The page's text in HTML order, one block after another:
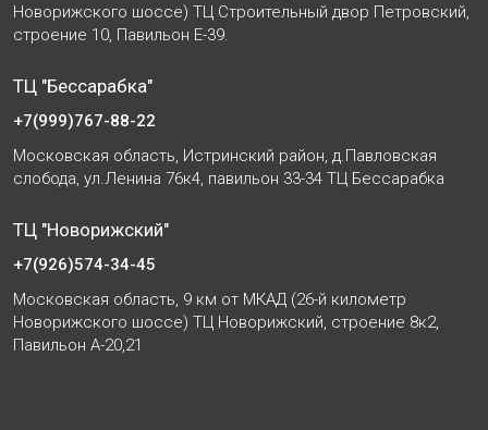
Новорижского шоссе) ТЦ Строительный двор Петровский,
строение 10, Павильон Е-39.
ТЦ "Бессарабка"
+7(999)767-88-22
Московская область, Истринский район, д.Павловская
слобода, ул.Ленина 76к4, павильон 33-34 ТЦ Бессарабка
ТЦ "Новорижский"
+7(926)574-34-45
Московская область, 9 км от МКАД (26-й километр
Новорижского шоссе) ТЦ Новорижский, строение 8к2,
Павильон А-20,21